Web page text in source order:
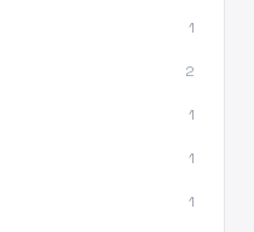
1
2
1
1
1